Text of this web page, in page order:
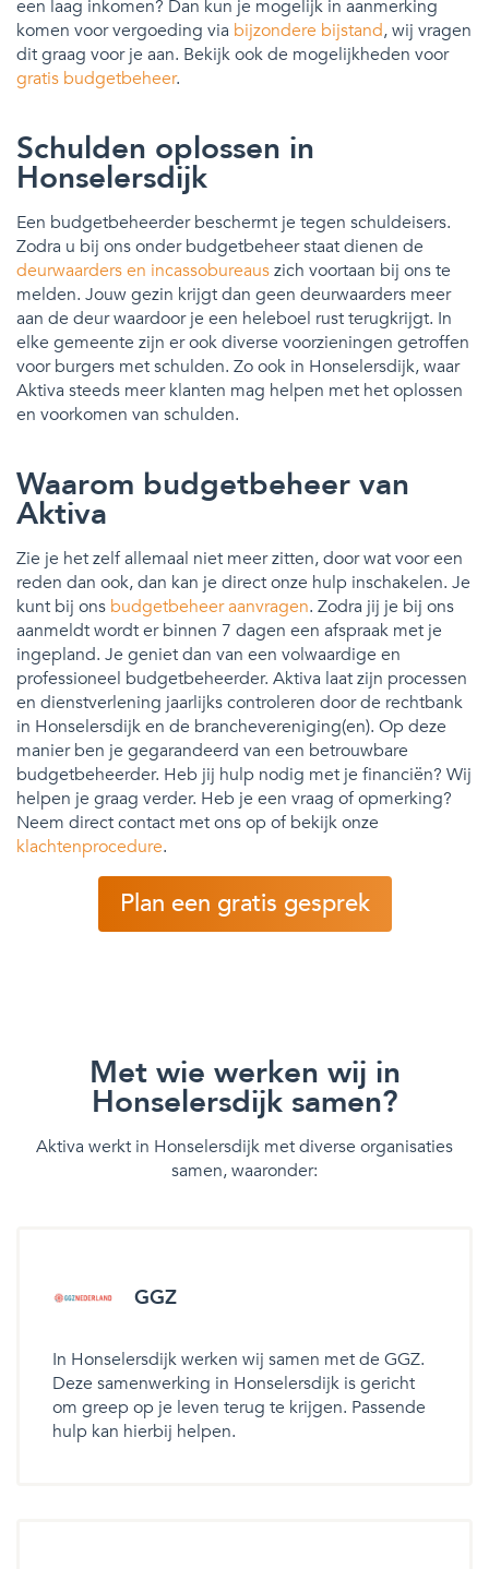
een laag inkomen? Dan kun je mogelijk in aanmerking
komen voor vergoeding via bijzondere bijstand, wij vragen
dit graag voor je aan. Bekijk ook de mogelijkheden voor
gratis budgetbeheer.
Schulden oplossen in
Honselersdijk
Een budgetbeheerder beschermt je tegen schuldeisers.
Zodra u bij ons onder budgetbeheer staat dienen de
deurwaarders en incassobureauszich voortaan bij ons te
melden. Jouw gezin krijgt dan geen deurwaarders meer
aan de deur waardoor je een heleboel rust terugkrijgt. In
elke gemeente zijn er ook diverse voorzieningen getroffen
voor burgers met schulden. Zo ook in Honselersdijk, waar
Aktiva steeds meer klanten mag helpen met het oplossen
en voorkomen van schulden.
Waarom budgetbeheer van
Aktiva
Zie je het zelf allemaal niet meer zitten, door wat voor een
reden dan ook, dan kan je direct onze hulp inschakelen. Je
kunt bij ons budgetbeheer aanvragen. Zodra jij je bij ons
aanmeldt wordt er binnen 7 dagen een afspraak met je
ingepland. Je geniet dan van een volwaardige en
professioneel budgetbeheerder. Aktiva laat zijn processen
en dienstverlening jaarlijks controleren door de rechtbank
in Honselersdijk en de branchevereniging(en). Op deze
manier ben je gegarandeerd van een betrouwbare
budgetbeheerder. Heb jij hulp nodig met je financiën? Wij
helpen je graag verder. Heb je een vraag of opmerking?
Neem direct contact met ons op of bekijk onze
klachtenprocedure.
Plan een gratis gesprek
Met wie werken wij in
Honselersdijk samen?
Aktiva werkt in Honselersdijk met diverse organisaties
samen, waaronder:
GGZ
In Honselersdijk werken wij samen met de GGZ.
Deze samenwerking in Honselersdijk is gericht
om greep op je leven terug te krijgen. Passende
hulp kan hierbij helpen.